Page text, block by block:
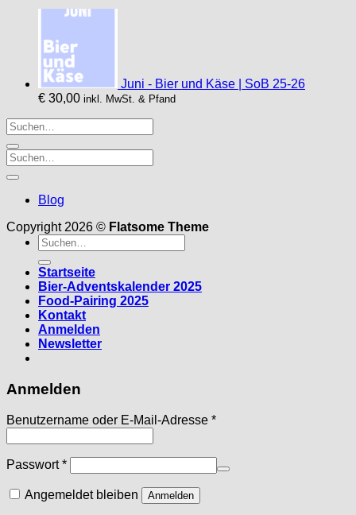
Juni - Bier und Käse | SoB 25-26
€ 30,00 inkl. MwSt. & Pfand
Blog
Copyright 2026 © Flatsome Theme
Suche
nach:
Startseite
Bier-Adventskalender 2025
Food-Pairing 2025
Kontakt
Anmelden
Newsletter
Anmelden
Benutzername oder E-Mail-Adresse *Erforderlich
Passwort*Erforderlich
Angemeldet bleiben Anmelden